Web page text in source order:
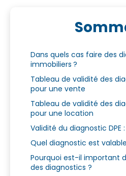
Dans quels cas faire des
immobiliers ?
Tableau de validité des
pour une vente
Tableau de validité des
pour une location
Validité du diagnostic
Quel diagnostic est
Pourquoi est-il important
des diagnostics ?